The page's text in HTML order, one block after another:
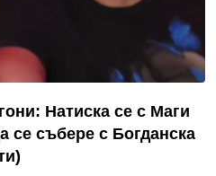
Натиска се с Маги
се събере с Богданска